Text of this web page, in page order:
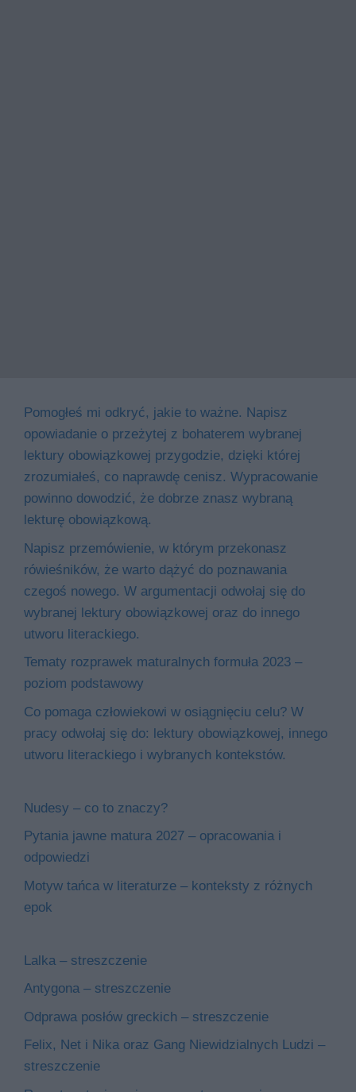
Pomogłeś mi odkryć, jakie to ważne. Napisz
opowiadanie o przeżytej z bohaterem wybranej
lektury obowiązkowej przygodzie, dzięki której
zrozumiałeś, co naprawdę cenisz. Wypracowanie
powinno dowodzić, że dobrze znasz wybraną
lekturę obowiązkową.
Napisz przemówienie, w którym przekonasz
rówieśników, że warto dążyć do poznawania
czegoś nowego. W argumentacji odwołaj się do
wybranej lektury obowiązkowej oraz do innego
utworu literackiego.
Tematy rozprawek maturalnych formuła 2023 –
poziom podstawowy
Co pomaga człowiekowi w osiągnięciu celu? W
pracy odwołaj się do: lektury obowiązkowej, innego
utworu literackiego i wybranych kontekstów.
Nudesy – co to znaczy?
Pytania jawne matura 2027 – opracowania i
odpowiedzi
Motyw tańca w literaturze – konteksty z różnych
epok
Lalka – streszczenie
Antygona – streszczenie
Odprawa posłów greckich – streszczenie
Felix, Net i Nika oraz Gang Niewidzialnych Ludzi –
streszczenie